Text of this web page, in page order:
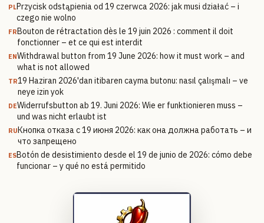
PLPrzycisk odstąpienia od 19 czerwca 2026: jak musi działać – i
czego nie wolno
FR Bouton de rétractation dès le 19 juin 2026 : comment il doit
fonctionner – et ce qui est interdit
ENWithdrawal button from 19 June 2026: how it must work – and
what is not allowed
TR19 Haziran 2026'dan itibaren cayma butonu: nasıl çalışmalı – ve
neye izin yok
DEWiderrufsbutton ab 19. Juni 2026: Wie er funktionieren muss –
und was nicht erlaubt ist
RU Кнопка отказа с 19 июня 2026: как она должна работать – и
что запрещено
ESBotón de desistimiento desde el 19 de junio de 2026: cómo debe
funcionar – y qué no está permitido